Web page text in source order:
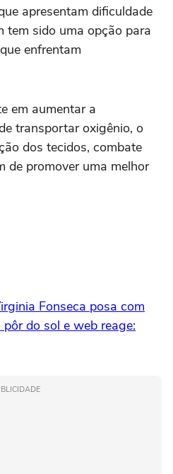
apresentam dificuldade
tem sido uma opção para
enfrentam
em aumentar a
transportar oxigênio, o
dos tecidos, combate
de promover uma melhor
Fonseca posa com
do sol e web reage: